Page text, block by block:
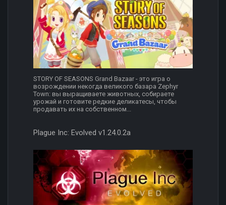
STORY OF SEASONS Grand Bazaar - это игра о
возрождении некогда великого базара Zephyr
Town: вы выращиваете животных, собираете
урожай и готовите редкие деликатесы, чтобы
продавать их на собственном...
Plague Inc: Evolved v1.24.0.2a